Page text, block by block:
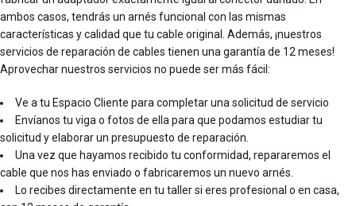
ambos casos, tendrás un arnés funcional con las mismas
características y calidad que tu cable original. Además, ¡nuestros
servicios de reparación de cables tienen una garantía de 12 meses!
Aprovechar nuestros servicios no puede ser más fácil:
Ve a tu Espacio Cliente para completar una solicitud de servicio
Envíanos tu viga o fotos de ella para que podamos estudiar tu
solicitud y elaborar un presupuesto de reparación.
Una vez que hayamos recibido tu conformidad, repararemos el
cable que nos has enviado o fabricaremos un nuevo arnés.
Lo recibes directamente en tu taller si eres profesional o en casa,